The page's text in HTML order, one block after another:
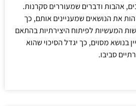
אהבות ודברים שמעוררים סקרנות.
את הנושאים שמעניינים אותם, כך
המעשיות לפיתוח היצירתיות בהתאם
בנושא מסוים, כך יגדל הסיכוי שהוא
סביבו.